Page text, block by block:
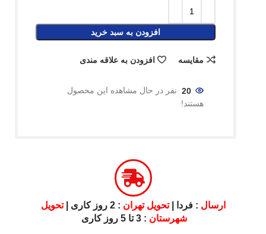
افزودن به سبد خرید
مقایسه افزودن به علاقه مندی
20 نفر در حال مشاهده این محصول
هستند!
ارسال : فردا |تحویل تهران : 2 روز کاری |
تحویل
شهرستان : 3 تا 5 روز کاری